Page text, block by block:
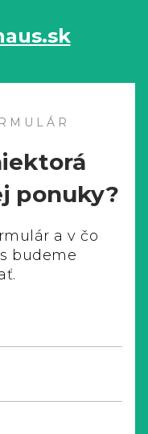
ponuky?
a v čo
budeme